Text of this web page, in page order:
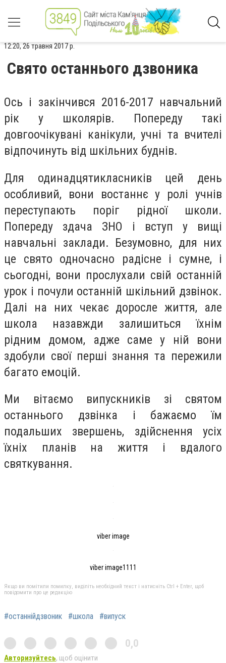
12:20, 26 травня 2017 р.
Свято останнього дзвоника
Ось і закінчився 2016-2017 навчальний
рік у школярів. Попереду такі
довгоочікувані канікули, учні та вчителі
відпочинуть від шкільних буднів.
Для одинадцятикласників цей день
особливий, вони востаннє у ролі учнів
переступають поріг рідної школи.
Попереду здача ЗНО і вступ у вищі
навчальні заклади. Безумовно, для них
це свято одночасно радісне і сумне, і
сьогодні, вони прослухали свій останній
урок і почули останній шкільний дзвінок.
Далі на них чекає доросле життя, але
школа назавжди залишиться їхнім
рідним домом, адже саме у ній вони
здобули свої перші знання та пережили
багато емоцій.
Ми вітаємо випускників зі святом
останнього дзвінка і бажаємо їм
подальших звершень, здійснення усіх
їхніх планів на життя і вдалого
святкування.
viber image
viber image1111
Якщо ви помітили помилку, виділіть необхідний текст і натисніть Ctrl + Enter, щоб
повідомити про це редакцію
#останнійдзвоник #школа #випуск
0,0
Авторизуйтесь, щоб оцінити